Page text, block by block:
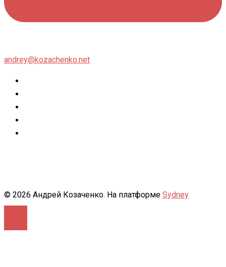
andrey@kozachenko.net
© 2026 Андрей Козаченко. На платформе Sydney